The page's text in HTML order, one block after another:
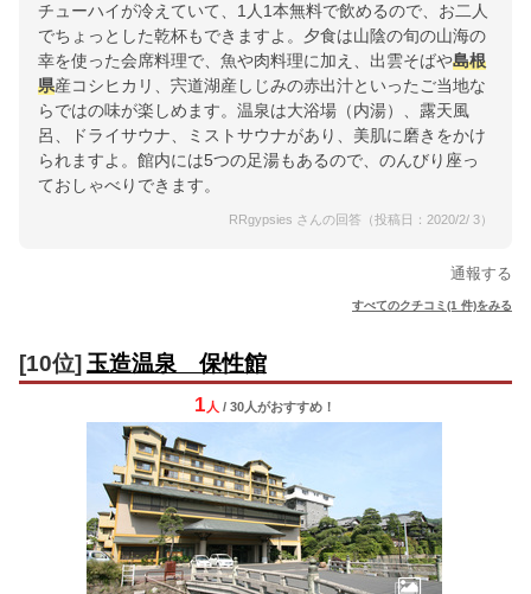
チューハイが冷えていて、1人1本無料で飲めるので、お二人
でちょっとした乾杯もできますよ。夕食は山陰の旬の山海の
幸を使った会席料理で、魚や肉料理に加え、出雲そばや島根
県産コシヒカリ、宍道湖産しじみの赤出汁といったご当地な
らではの味が楽しめます。温泉は大浴場（内湯）、露天風
呂、ドライサウナ、ミストサウナがあり、美肌に磨きをかけ
られますよ。館内には5つの足湯もあるので、のんびり座っ
ておしゃべりできます。
RRgypsies さんの回答（投稿日：2020/2/ 3）
通報する
すべてのクチコミ(1 件)をみる
[10位] 玉造温泉 保性館
1 人 / 30人がおすすめ！